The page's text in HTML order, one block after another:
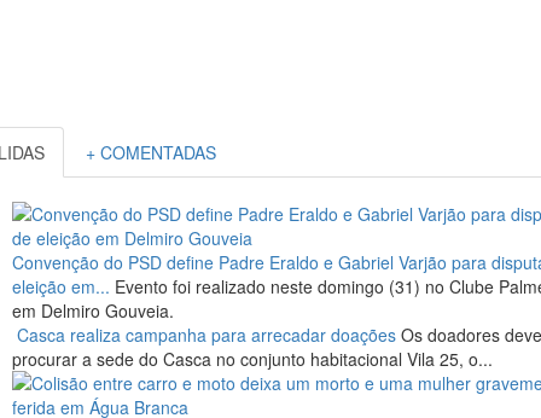
+ COMENTADAS
Convenção do PSD define Padre Eraldo e Gabriel Varjão para
eleição em... Evento foi realizado neste domingo (31) no Clube
em Delmiro Gouveia.
Casca realiza campanha para arrecadar doações Os doadores
procurar a sede do Casca no conjunto habitacional Vila 25, o...